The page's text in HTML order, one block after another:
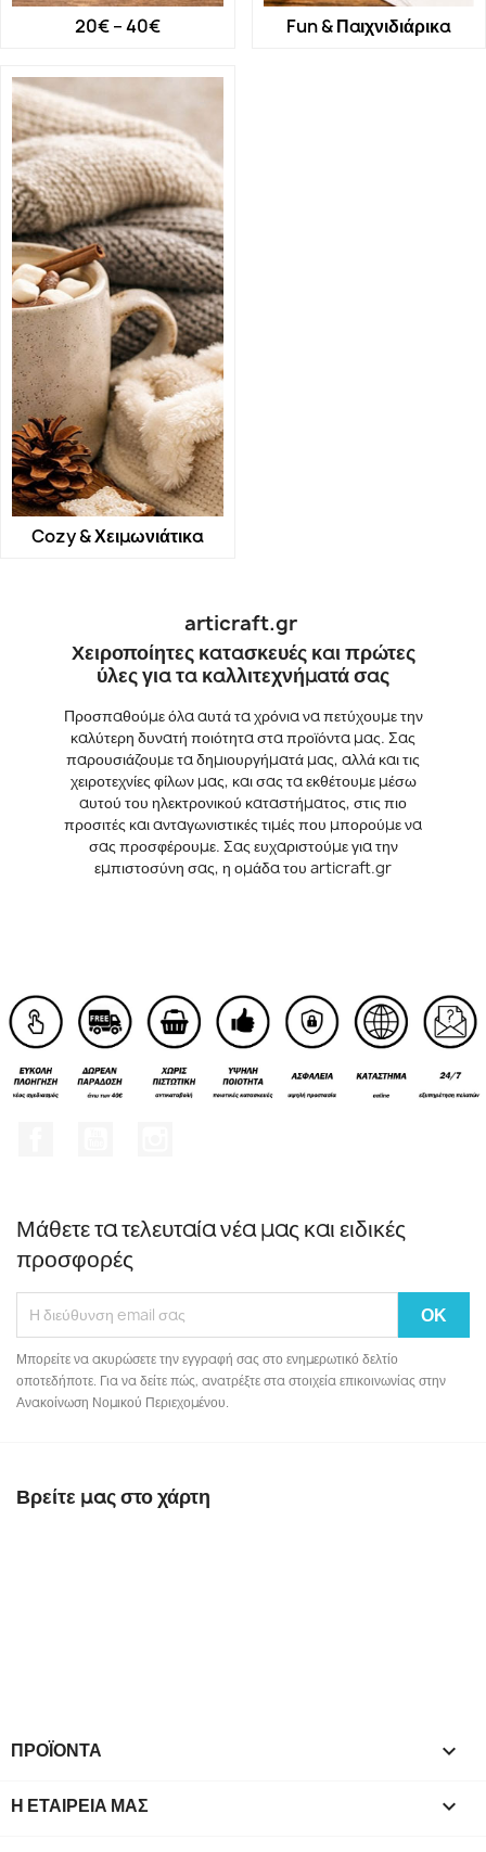
20€ – 40€ Fun & Παιχνιδιάρικα
Cozy & Χειμωνιάτικα
articraft.gr
Χειροποίητες κατασκευές και πρώτες
ύλες για τα καλλιτεχνήματά σας
Προσπαθούμε όλα αυτά τα χρόνια να πετύχουμε την
καλύτερη δυνατή ποιότητα στα προϊόντα μας. Σας
παρουσιάζουμε τα δημιουργήματά μας, αλλά και τις
χειροτεχνίες φίλων μας, και σας τα εκθέτουμε μέσω
αυτού του ηλεκτρονικού καταστήματος, στις πιο
προσιτές και ανταγωνιστικές τιμές που μπορούμε να
σας προσφέρουμε. Σας ευχαριστούμε για την
εμπιστοσύνη σας, η ομάδα του articraft.gr
Μάθετε τα τελευταία νέα μας και ειδικές
προσφορές
Μπορείτε να ακυρώσετε την εγγραφή σας στο ενημερωτικό δελτίο
οποτεδήποτε. Για να δείτε πώς, ανατρέξτε στα στοιχεία επικοινωνίας στην
Ανακοίνωση Νομικού Περιεχομένου.
Βρείτε μας στο χάρτη
ΠΡΟΪΌΝΤΑ 
Η ΕΤΑΙΡΕΊΑ ΜΑΣ 